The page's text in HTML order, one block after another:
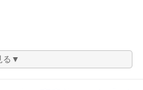
る▼